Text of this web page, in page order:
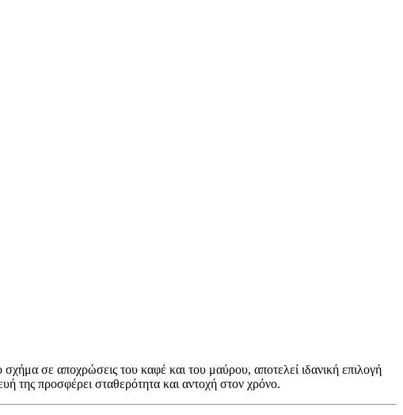
σε αποχρώσεις του καφέ και του μαύρου, αποτελεί ιδανική επιλογή
της προσφέρει σταθερότητα και αντοχή στον χρόνο.